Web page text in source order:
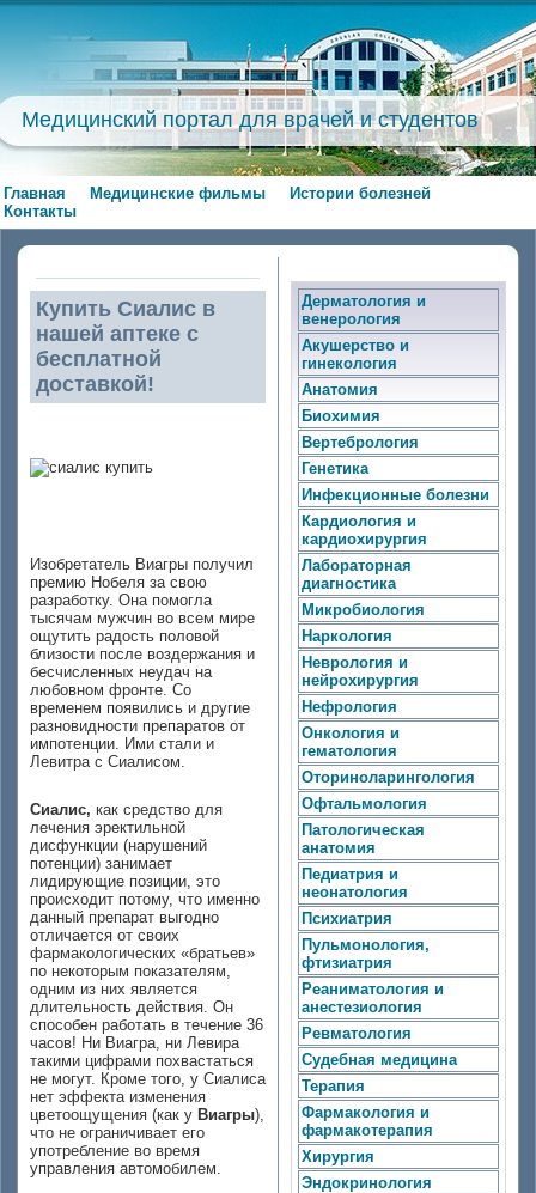
Медицинский портал для врачей и студентов
Главная Медицинские фильмы
Истории болезней
Контакты
Купить Сиалис в
нашей аптеке с
бесплатной
доставкой!
Изобретатель Виагры получил
премию Нобеля за свою
разработку. Она помогла
тысячам мужчин во всем мире
ощутить радость половой
близости после воздержания и
бесчисленных неудач на
любовном фронте. Со
временем появились и другие
разновидности препаратов от
импотенции. Ими стали и
Левитра с Сиалисом.
Сиалис, как средство для
лечения эректильной
дисфункции (нарушений
потенции) занимает
лидирующие позиции, это
происходит потому, что именно
данный препарат выгодно
отличается от своих
фармакологических «братьев»
по некоторым показателям,
одним из них является
длительность действия. Он
способен работать в течение 36
часов! Ни Виагра, ни Левира
такими цифрами похвастаться
не могут. Кроме того, у Сиалиса
нет эффекта изменения
цветоощущения (как у Виагры),
что не ограничивает его
употребление во время
управления автомобилем.
Дерматология и
венерология
Акушерство и
гинекология
Анатомия
Биохимия
Вертебрология
Генетика
Инфекционные болезни
Кардиология и
кардиохирургия
Лабораторная
диагностика
Микробиология
Наркология
Неврология и
нейрохирургия
Нефрология
Онкология и
гематология
Оториноларингология
Офтальмология
Патологическая
анатомия
Педиатрия и
неонатология
Психиатрия
Пульмонология,
фтизиатрия
Реаниматология и
анестезиология
Ревматология
Судебная медицина
Терапия
Фармакология и
фармакотерапия
Хирургия
Эндокринология